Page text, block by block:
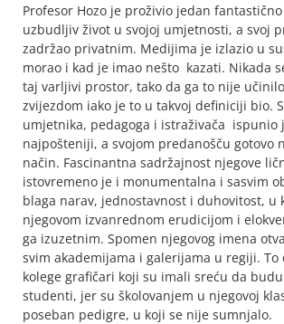
Profesor Hozo je proživio jedan
uzbudljiv život u svojoj umjetnosti, a svoj
zadržao privatnim. Medijima je izlazio u
morao i kad je imao nešto kazati. Nikada
taj varljivi prostor, tako da ga to nije
zvijezdom iako je to u takvoj definiciji bio.
umjetnika, pedagoga i istraživača ispunio
najpošteniji, a svojom predanošču gotovo
način. Fascinantna sadržajnost njegove
istovremeno je i monumentalna i sasvim
blaga narav, jednostavnost i duhovitost, u
njegovom izvanrednom erudicijom i
ga izuzetnim. Spomen njegovog imena
svim akademijama i galerijama u regiji. To
kolege grafičari koji su imali sreću da
studenti, jer su školovanjem u njegovoj
poseban pedigre, u koji se nije sumnjalo.